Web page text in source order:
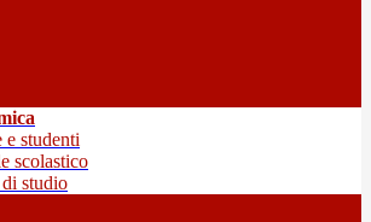
e studenti
scolastico
studio